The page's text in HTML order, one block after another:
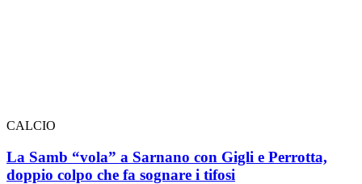
CALCIO
La Samb “vola” a Sarnano con Gigli e Perrotta,
doppio colpo che fa sognare i tifosi